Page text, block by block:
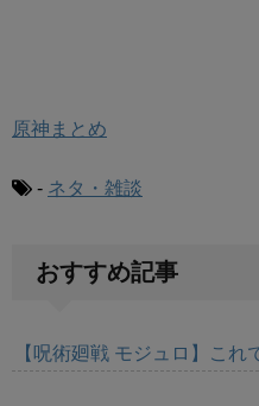
原神まとめ
- ネタ・雑談
おすすめ記事
【呪術廻戦 モジュロ】こ